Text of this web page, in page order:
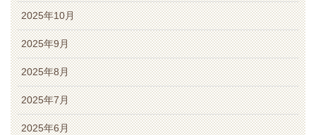
2025年10月
2025年9月
2025年8月
2025年7月
2025年6月